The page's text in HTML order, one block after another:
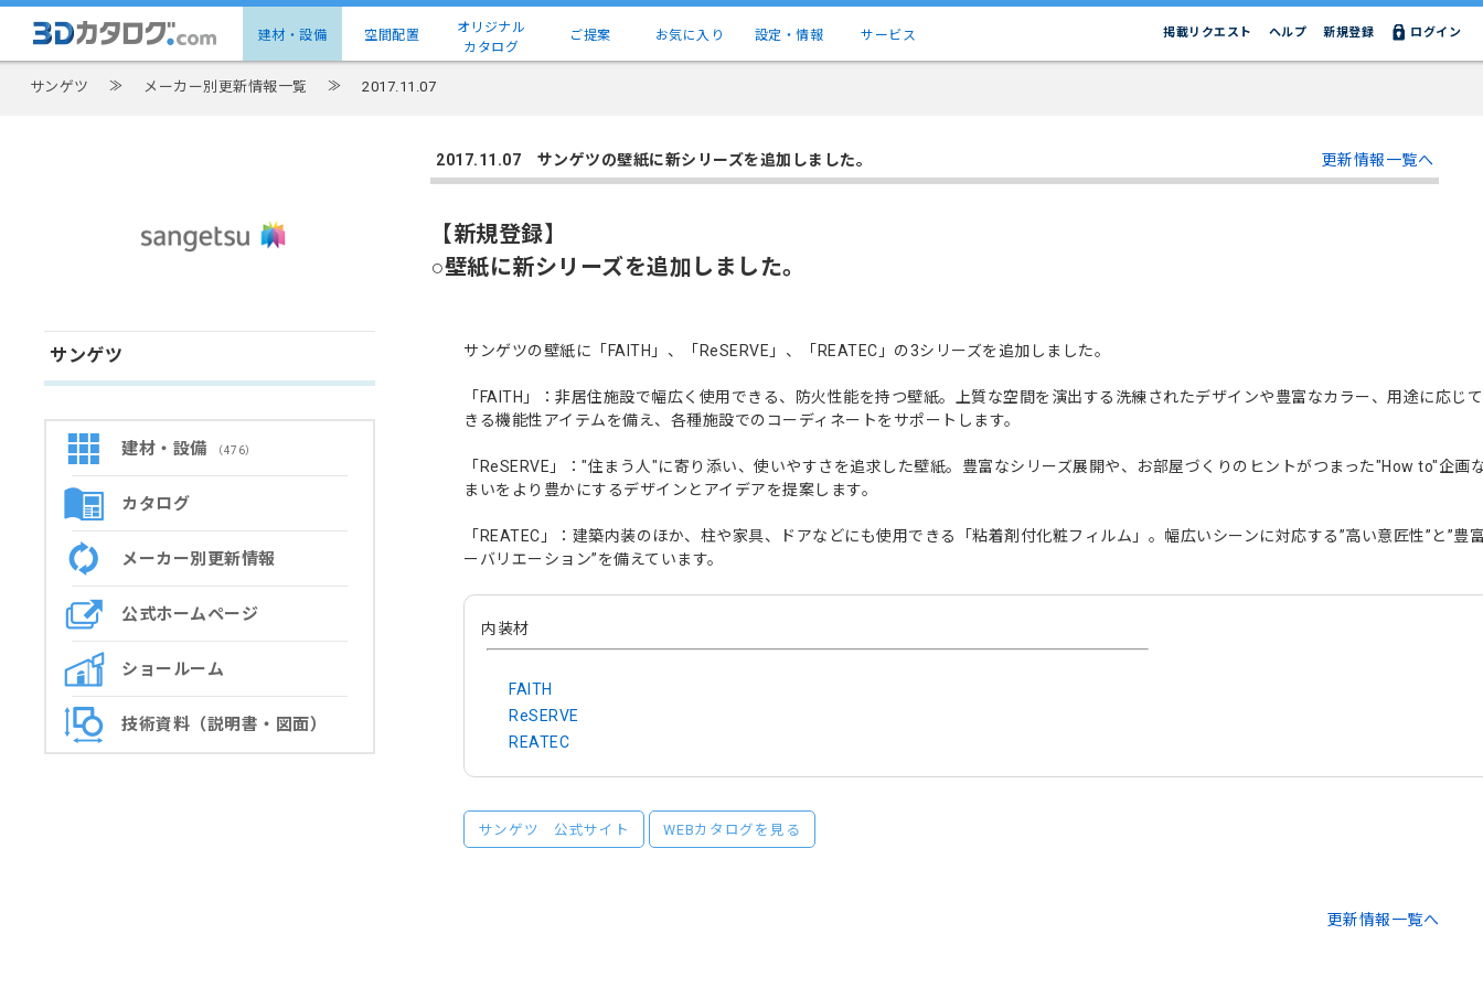
建材・設備 空間配置
オリジナル
カタログ
ご提案 お気に入り 設定・情報 サービス ログイン
新規登録
ヘルプ
掲載リクエスト
サンゲツ ≫ メーカー別更新情報一覧 ≫ 2017.11.07
サンゲツ
建材・設備 （476）
カタログ
メーカー別更新情報
公式ホームページ
ショールーム
技術資料（説明書・図面）
2017.11.07 サンゲツの壁紙に新シリーズを追加しました。 更新情報一覧へ
【新規登録】
○壁紙に新シリーズを追加しました。
サンゲツの壁紙に「FAITH」、「ReSERVE」、「REATEC」の3シリーズを追加しました。
「FAITH」：非居住施設で幅広く使用できる、防火性能を持つ壁紙。上質な空間を演出する洗練されたデザインや豊富なカラー、用途に応じ
きる機能性アイテムを備え、各種施設でのコーディネートをサポートします。
「ReSERVE」："住まう人"に寄り添い、使いやすさを追求した壁紙。豊富なシリーズ展開や、お部屋づくりのヒントがつまった"How to"企画
まいをより豊かにするデザインとアイデアを提案します。
「REATEC」：建築内装のほか、柱や家具、ドアなどにも使用できる「粘着剤付化粧フィルム」。幅広いシーンに対応する”高い意匠性”と”豊
ーバリエーション”を備えています。
内装材
FAITH
ReSERVE
REATEC
サンゲツ 公式サイト WEBカタログを見る
更新情報一覧へ